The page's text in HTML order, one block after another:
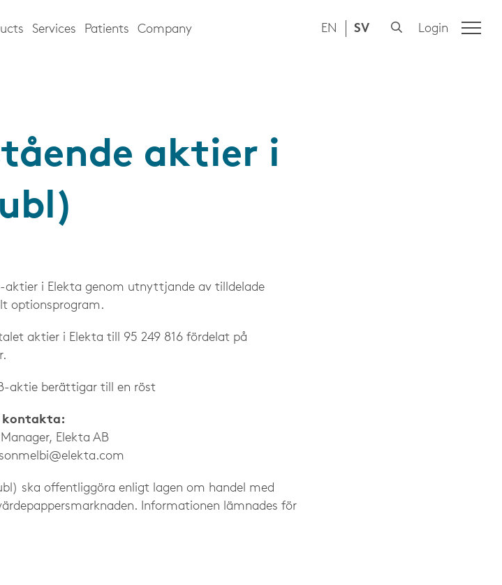
Services Patients Company EN SV Login
aktier i
aktier i Elekta genom utnyttjande av tilldelade
optionsprogram.
aktier i Elekta till 95 249 816 fördelat på
aktie berättigar till en röst
kontakta:
Elekta AB
ska offentliggöra enligt lagen om handel med
Informationen lämnades för